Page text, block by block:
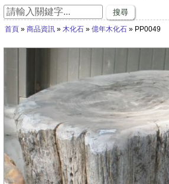
竹子的專家，有任何與竹相關的問題歡迎
【舒浮沙發】隆重登場
璞園有LINE@官方帳號囉！ID：
搜尋
首頁» 商品資訊» 木化石» 億年木化石» PP0049